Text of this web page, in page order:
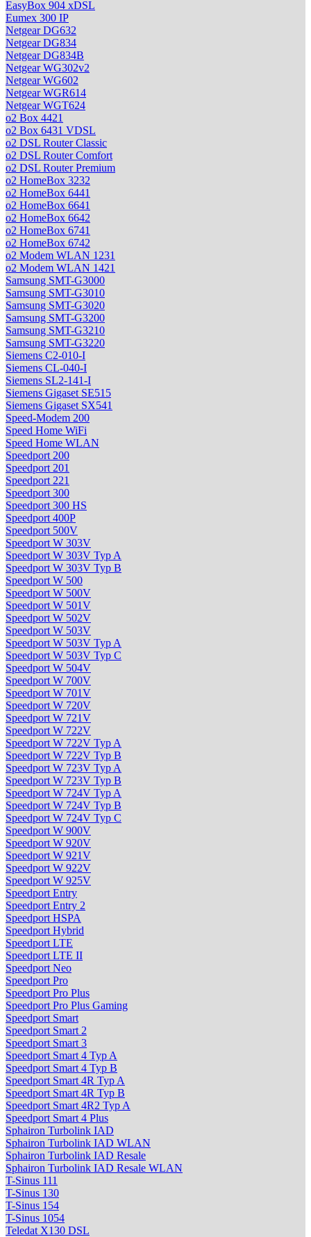
EasyBox 904 xDSL
Eumex 300 IP
Netgear DG632
Netgear DG834
Netgear DG834B
Netgear WG302v2
Netgear WG602
Netgear WGR614
Netgear WGT624
o2 Box 4421
o2 Box 6431 VDSL
o2 DSL Router Classic
o2 DSL Router Comfort
o2 DSL Router Premium
o2 HomeBox 3232
o2 HomeBox 6441
o2 HomeBox 6641
o2 HomeBox 6642
o2 HomeBox 6741
o2 HomeBox 6742
o2 Modem WLAN 1231
o2 Modem WLAN 1421
Samsung SMT-G3000
Samsung SMT-G3010
Samsung SMT-G3020
Samsung SMT-G3200
Samsung SMT-G3210
Samsung SMT-G3220
Siemens C2-010-I
Siemens CL-040-I
Siemens SL2-141-I
Siemens Gigaset SE515
Siemens Gigaset SX541
Speed-Modem 200
Speed Home WiFi
Speed Home WLAN
Speedport 200
Speedport 201
Speedport 221
Speedport 300
Speedport 300 HS
Speedport 400P
Speedport 500V
Speedport W 303V
Speedport W 303V Typ A
Speedport W 303V Typ B
Speedport W 500
Speedport W 500V
Speedport W 501V
Speedport W 502V
Speedport W 503V
Speedport W 503V Typ A
Speedport W 503V Typ C
Speedport W 504V
Speedport W 700V
Speedport W 701V
Speedport W 720V
Speedport W 721V
Speedport W 722V
Speedport W 722V Typ A
Speedport W 722V Typ B
Speedport W 723V Typ A
Speedport W 723V Typ B
Speedport W 724V Typ A
Speedport W 724V Typ B
Speedport W 724V Typ C
Speedport W 900V
Speedport W 920V
Speedport W 921V
Speedport W 922V
Speedport W 925V
Speedport Entry
Speedport Entry 2
Speedport HSPA
Speedport Hybrid
Speedport LTE
Speedport LTE II
Speedport Neo
Speedport Pro
Speedport Pro Plus
Speedport Pro Plus Gaming
Speedport Smart
Speedport Smart 2
Speedport Smart 3
Speedport Smart 4 Typ A
Speedport Smart 4 Typ B
Speedport Smart 4R Typ A
Speedport Smart 4R Typ B
Speedport Smart 4R2 Typ A
Speedport Smart 4 Plus
Sphairon Turbolink IAD
Sphairon Turbolink IAD WLAN
Sphairon Turbolink IAD Resale
Sphairon Turbolink IAD Resale WLAN
T-Sinus 111
T-Sinus 130
T-Sinus 154
T-Sinus 1054
Teledat X130 DSL